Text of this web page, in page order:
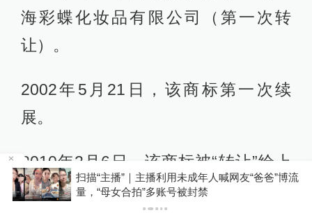
海彩蝶化妆品有限公司（第一次转
让）。
2002年5月21日，该商标第一次续
展。
2010年2月6日，该商标被“转让”给上
海碧丽化妆品有限公司（第二次转
扫描“主播”｜主播利用未成年人喊网友“爸爸”博流
量，“母女合拍”多账号被封禁